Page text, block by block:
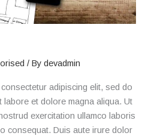
/ By devadmin
adipiscing elit, sed do
labore et dolore magna aliqua. Ut
exercitation ullamco laboris
consequat. Duis aute irure dolor